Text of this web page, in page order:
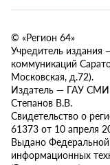
© «Регион 64»
Учредитель
коммуникаций
Московская, д.72).
Издатель — ГАУ СМИ
Степанов В.В.
Свидетельство о
61373 от 10 апреля
Выдано
информационных